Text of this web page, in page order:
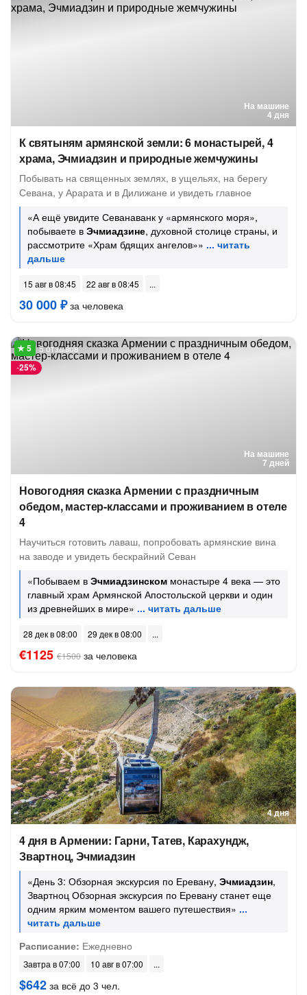
На машине
4 дня
К святыням армянской земли: 6 монастырей, 4
храма, Эчмиадзин и природные жемчужины
Побывать на священных землях, в ущельях, на берегу
Севана, у Арарата и в Дилижане и увидеть главное
«А ещё увидите Севанаванк у «армянского моря»,
побываете в Эчмиадзине, духовной столице страны, и
рассмотрите «Храм бдящих ангелов»»
15 авг в 08:45 22 авг в 08:45
30 000 ₽за человека
На машине
7 дней
-25%
5 отзывов
Новогодняя сказка Армении с праздничным
обедом, мастер-классами и проживанием в отеле
4
Научиться готовить лаваш, попробовать армянские вина
на заводе и увидеть бескрайний Севан
«Побываем в Эчмиадзинском монастыре 4 века — это
главный храм Армянской Апостольской церкви и один
из древнейших в мире»
28 дек в 08:00 29 дек в 08:00
€1125 €1500 за человека
4 дня
4 дня в Армении: Гарни, Татев, Карахундж,
Звартноц, Эчмиадзин
«День 3: Обзорная экскурсия по Еревану, Эчмиадзин,
Звартноц Обзорная экскурсия по Еревану станет еще
одним ярким моментом вашего путешествия»
Расписание: Ежедневно
Завтра в 07:00 10 авг в 07:00
$642 за всё до 3 чел.